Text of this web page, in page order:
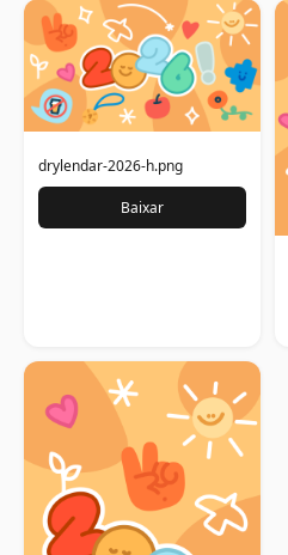
drylendar-2026-h.png
Baixar